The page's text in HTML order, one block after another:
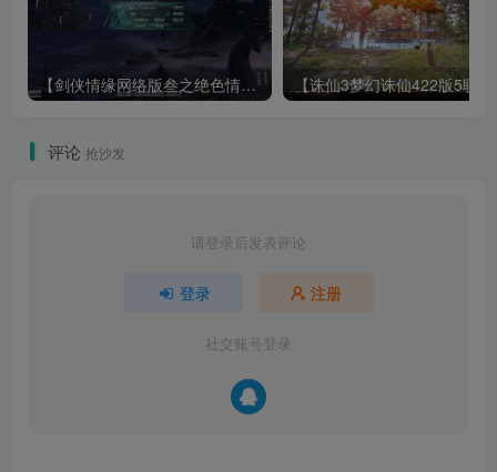
【剑侠情缘网络版叁之绝色情缘V3.5更新版】3DMMORPG端游Linux服务端+GM指令+PC客户端+架设教程
评论 抢沙发
请登录后发表评论
登录 注册
社交账号登录